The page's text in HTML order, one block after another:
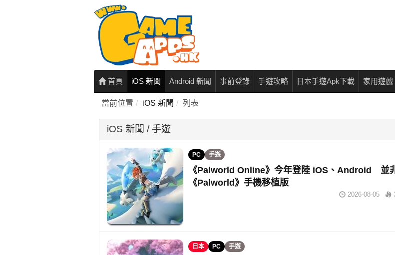
首頁 iOS 新聞 Android 新聞 事前登錄 手遊攻略 日本手遊Apk下載 家用遊戲
當前位置 iOS 新聞 列表
iOS 新聞 / 手遊
PC 手遊
《Palworld Online》今年登陸 iOS、Android 並
《Palworld》手機移植版
2026-08-05
日本 PC 手遊